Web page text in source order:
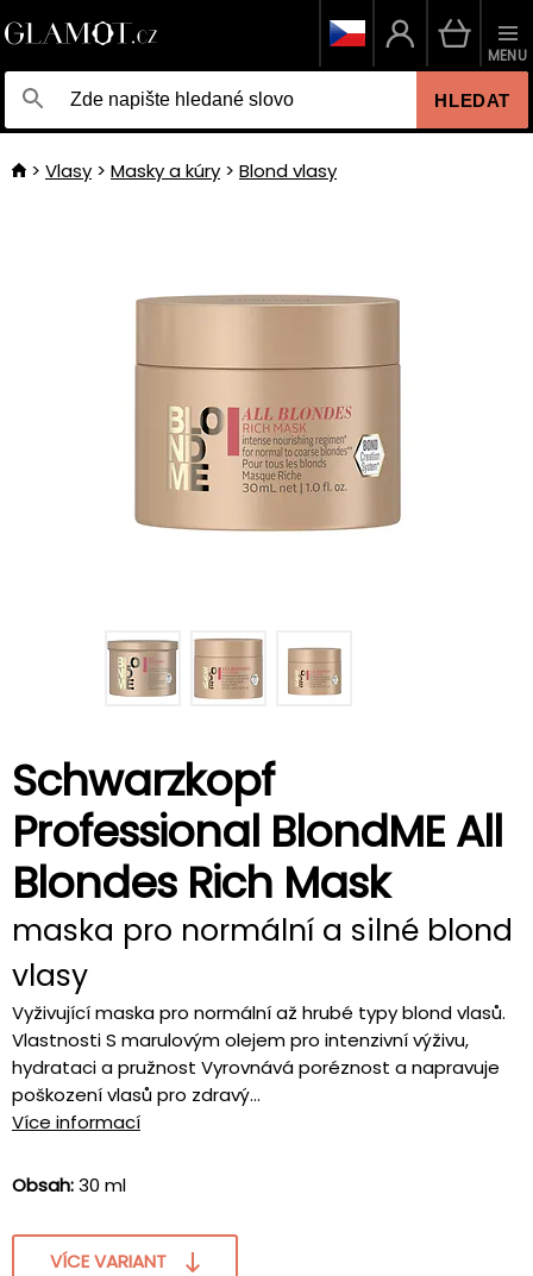
HLEDAT
MENU
Vlasy Masky a kúry Blond vlasy
Schwarzkopf
Professional BlondME All
Blondes Rich Mask
maska pro normální a silné blond
vlasy
Vyživující maska pro normální až hrubé typy blond vlasů.
Vlastnosti S marulovým olejem pro intenzivní výživu,
hydrataci a pružnost Vyrovnává poréznost a napravuje
poškození vlasů pro zdravý...
Více informací
Obsah:30 ml
VÍCE VARIANT